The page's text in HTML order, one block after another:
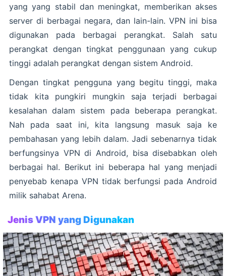
yang yang stabil dan meningkat, memberikan akses
server di berbagai negara, dan lain-lain. VPN ini bisa
digunakan pada berbagai perangkat. Salah satu
perangkat dengan tingkat penggunaan yang cukup
tinggi adalah perangkat dengan sistem Android.
Dengan tingkat pengguna yang begitu tinggi, maka
tidak kita pungkiri mungkin saja terjadi berbagai
kesalahan dalam sistem pada beberapa perangkat.
Nah pada saat ini, kita langsung masuk saja ke
pembahasan yang lebih dalam. Jadi sebenarnya tidak
berfungsinya VPN di Android, bisa disebabkan oleh
berbagai hal. Berikut ini beberapa hal yang menjadi
penyebab kenapa VPN tidak berfungsi pada Android
milik sahabat Arena.
Jenis VPN yang Digunakan